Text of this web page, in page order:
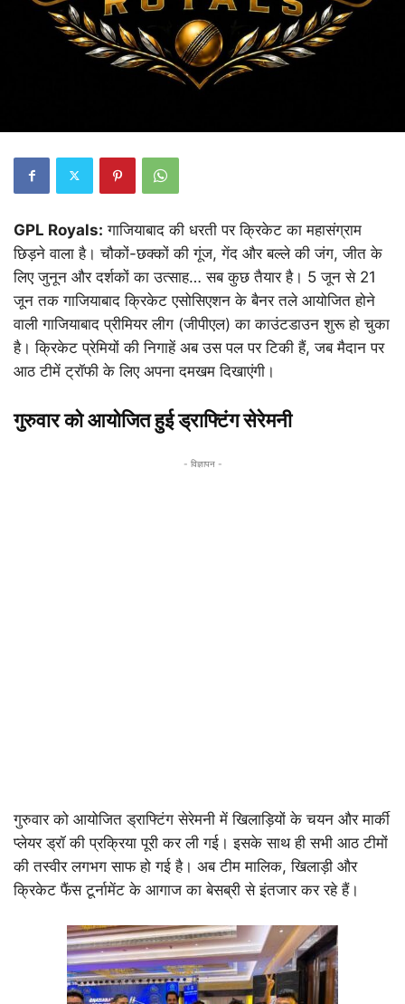
GPL Royals: गाजियाबाद की धरती पर क्रिकेट का महासंग्राम
छिड़ने वाला है। चौकों-छक्कों की गूंज, गेंद और बल्ले की जंग, जीत के
लिए जुनून और दर्शकों का उत्साह… सब कुछ तैयार है। 5 जून से 21
जून तक गाजियाबाद क्रिकेट एसोसिएशन के बैनर तले आयोजित होने
वाली गाजियाबाद प्रीमियर लीग (जीपीएल) का काउंटडाउन शुरू हो चुका
है। क्रिकेट प्रेमियों की निगाहें अब उस पल पर टिकी हैं, जब मैदान पर
आठ टीमें ट्रॉफी के लिए अपना दमखम दिखाएंगी।
गुरुवार को आयोजित हुई ड्राफ्टिंग सेरेमनी
- विज्ञापन -
गुरुवार को आयोजित ड्राफ्टिंग सेरेमनी में खिलाड़ियों के चयन और मार्की
प्लेयर ड्रॉ की प्रक्रिया पूरी कर ली गई। इसके साथ ही सभी आठ टीमों
की तस्वीर लगभग साफ हो गई है। अब टीम मालिक, खिलाड़ी और
क्रिकेट फैंस टूर्नामेंट के आगाज का बेसब्री से इंतजार कर रहे हैं।